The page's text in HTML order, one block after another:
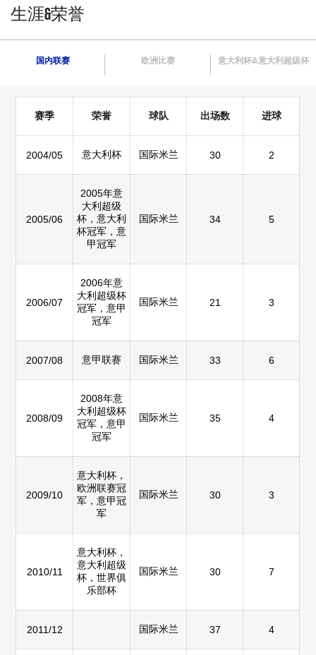
生涯&荣誉
意大利杯&意大利超级杯
欧洲比赛
国内联赛
赛季 荣誉 球队 出场数 进球
2004/05 意大利杯 国际米兰 30 2
2005/06
2005年意
大利超级
杯，意大利
杯冠军，意
甲冠军
国际米兰 34 5
2006/07
2006年意
大利超级杯
冠军，意甲
冠军
国际米兰 21 3
2007/08 意甲联赛 国际米兰 33 6
2008/09
2008年意
大利超级杯
冠军，意甲
冠军
国际米兰 35 4
2009/10
意大利杯，
欧洲联赛冠
军，意甲冠
军
国际米兰 30 3
2010/11
意大利杯，
意大利超级
杯，世界俱
乐部杯
国际米兰 30 7
2011/12 国际米兰 37 4